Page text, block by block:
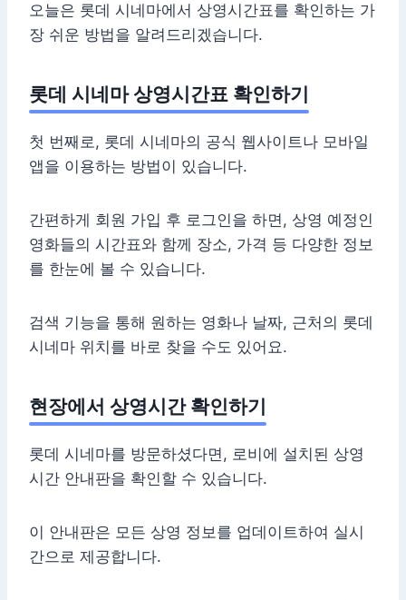
오늘은 롯데 시네마에서 상영시간표를 확인하는 가
장 쉬운 방법을 알려드리겠습니다.
롯데 시네마 상영시간표 확인하기
첫 번째로, 롯데 시네마의 공식 웹사이트나 모바일
앱을 이용하는 방법이 있습니다.
간편하게 회원 가입 후 로그인을 하면, 상영 예정인
영화들의 시간표와 함께 장소, 가격 등 다양한 정보
를 한눈에 볼 수 있습니다.
검색 기능을 통해 원하는 영화나 날짜, 근처의 롯데
시네마 위치를 바로 찾을 수도 있어요.
현장에서 상영시간 확인하기
롯데 시네마를 방문하셨다면, 로비에 설치된 상영
시간 안내판을 확인할 수 있습니다.
이 안내판은 모든 상영 정보를 업데이트하여 실시
간으로 제공합니다.